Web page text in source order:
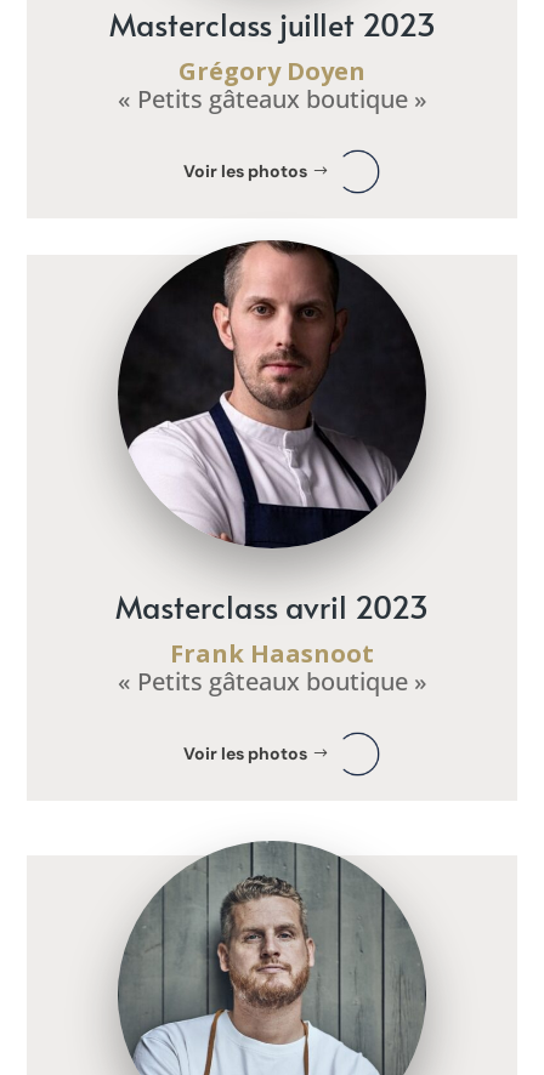
Masterclass juillet 2023
Grégory Doyen
« Petits gâteaux boutique »
Voir les photos
Masterclass avril 2023
Frank Haasnoot
« Petits gâteaux boutique »
Voir les photos